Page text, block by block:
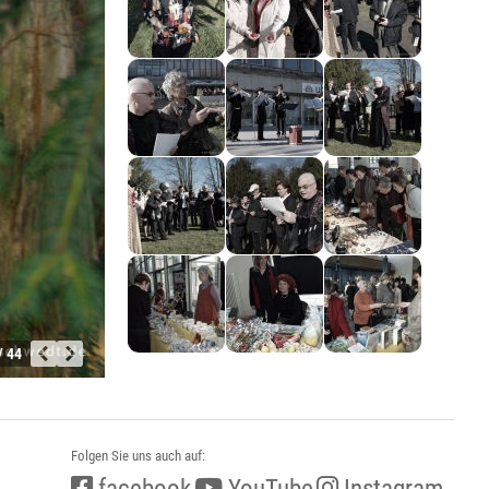
44
Folgen Sie uns auch auf: